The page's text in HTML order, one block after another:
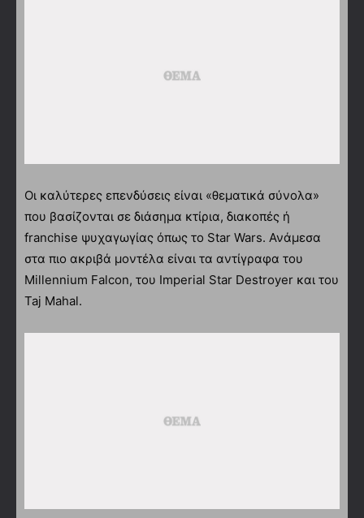
Οι καλύτερες επενδύσεις είναι «θεματικά σύνολα»
που βασίζονται σε διάσημα κτίρια, διακοπές ή
franchise ψυχαγωγίας όπως το Star Wars. Ανάμεσα
στα πιο ακριβά μοντέλα είναι τα αντίγραφα του
Millennium Falcon, του Imperial Star Destroyer και του
Taj Mahal.